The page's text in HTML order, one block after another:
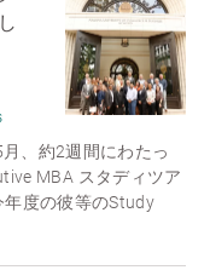
、約2週間にわたっ
MBA スタディツア
度の彼等のStudy